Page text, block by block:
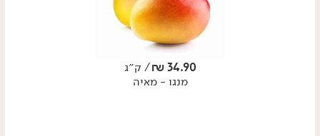
34.90
₪/ ק״ג
מנגו - מאיה